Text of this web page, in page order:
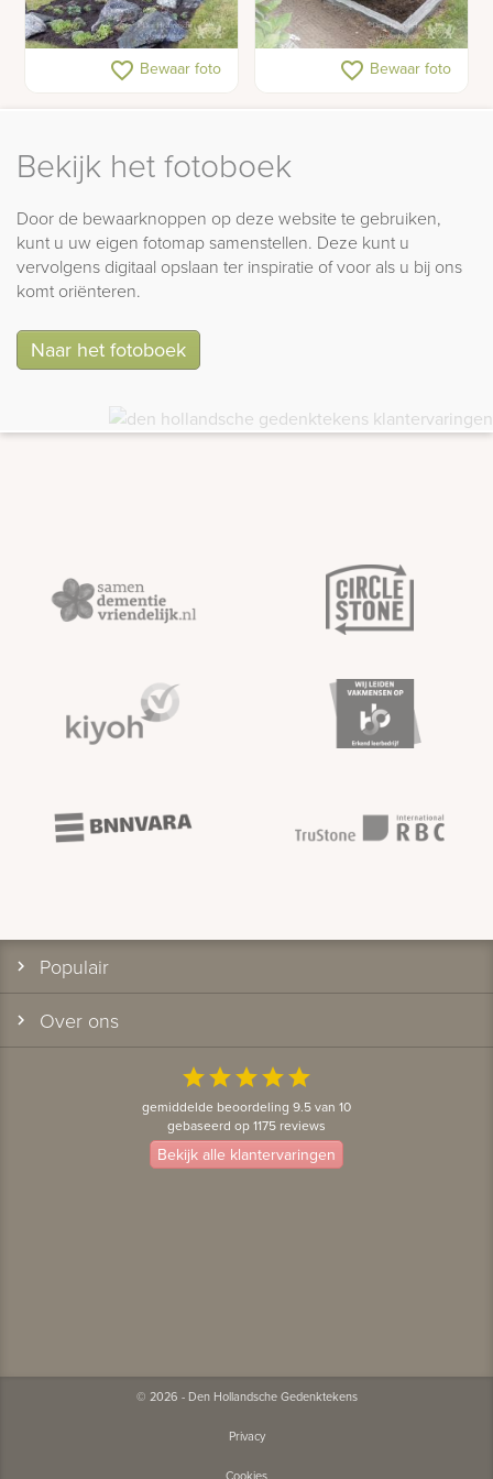
Gedenksteen kunstenaar
favorite_border Bewaar foto
Natuurlijk grafmonument
favorite_border Bewaar foto
Bekijk het fotoboek
Door de bewaarknoppen op deze website te gebruiken,
kunt u uw eigen fotomap samenstellen. Deze kunt u
vervolgens digitaal opslaan ter inspiratie of voor als u bij ons
komt oriënteren.
Naar het fotoboek
Populair
Over ons
starstarstarstarstar
gemiddelde beoordeling 9.5 van 10
gebaseerd op 1175 reviews
Bekijk alle klantervaringen
© 2026 - Den Hollandsche Gedenktekens
Privacy